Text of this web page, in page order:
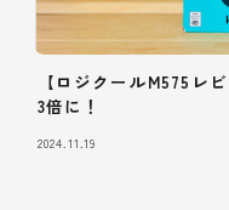
【ロジクールM575レ
3倍に！
2024.11.19